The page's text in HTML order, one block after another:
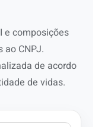
e composições
CNPJ.
de acordo
de vidas.